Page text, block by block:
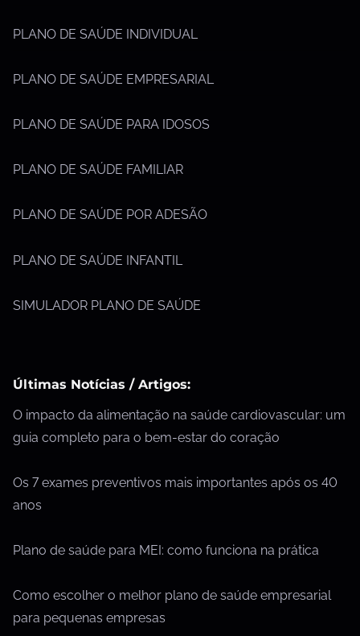
PLANO DE SAÚDE INDIVIDUAL
PLANO DE SAÚDE EMPRESARIAL
PLANO DE SAÚDE PARA IDOSOS
PLANO DE SAÚDE FAMILIAR
PLANO DE SAÚDE POR ADESÃO
PLANO DE SAÚDE INFANTIL
SIMULADOR PLANO DE SAÚDE
Últimas Notícias / Artigos:
O impacto da alimentação na saúde cardiovascular: um
guia completo para o bem-estar do coração
Os 7 exames preventivos mais importantes após os 40
anos
Plano de saúde para MEI: como funciona na prática
Como escolher o melhor plano de saúde empresarial
para pequenas empresas